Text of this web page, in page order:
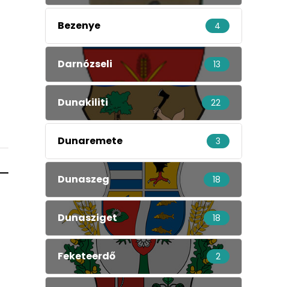
Bezenye 4
Darnózseli 13
Dunakiliti 22
Dunaremete 3
Dunaszeg 18
Dunasziget 18
Feketeerdő 2